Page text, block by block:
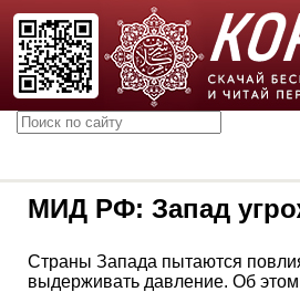
МИД РФ: Запад
Страны Запада пытаются
выдерживать давление. Об